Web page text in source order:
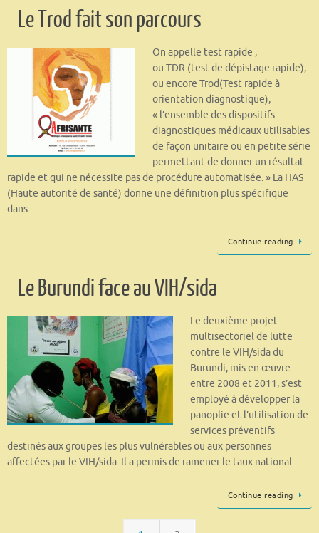
Le Trod fait son parcours
On appelle test rapide ,
ou TDR (test de dépistage rapide),
ou encore Trod(Test rapide à
orientation diagnostique),
« l’ensemble des dispositifs
diagnostiques médicaux utilisables
de façon unitaire ou en petite série
permettant de donner un résultat
rapide et qui ne nécessite pas de procédure automatisée. » La HAS
(Haute autorité de santé) donne une définition plus spécifique
dans…
Continue reading
Le Burundi face au VIH/sida
Le deuxième projet
multisectoriel de lutte
contre le VIH/sida du
Burundi, mis en œuvre
entre 2008 et 2011, s’est
employé à développer la
panoplie et l’utilisation de
services préventifs
destinés aux groupes les plus vulnérables ou aux personnes
affectées par le VIH/sida. Il a permis de ramener le taux national…
Continue reading